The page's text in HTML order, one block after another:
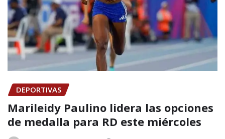
DEPORTIVAS
Marileidy Paulino lidera las opciones
de medalla para RD este miércoles